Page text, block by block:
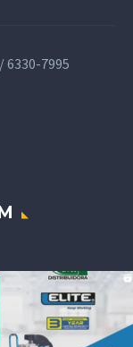
6330-7995